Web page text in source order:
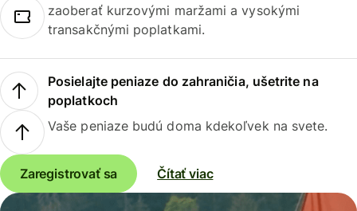
zaoberať kurzovými maržami a vysokými
transakčnými poplatkami.
Posielajte peniaze do zahraničia, ušetrite na
poplatkoch
Vaše peniaze budú doma kdekoľvek na svete.
Zaregistrovať sa Čítať viac